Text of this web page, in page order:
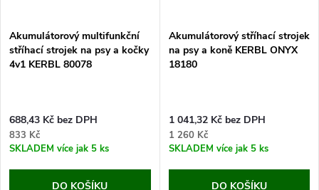
p
o
d
s
p
o
d
Akumulátorový multifunkční
stříhací strojek na psy a kočky
4v1 KERBL 80078
688,43 Kč bez DPH
833 Kč
SKLADEM více jak 5 ks
DO KOŠÍKU
Akumulátorový stříhací strojek
na psy a koně KERBL ONYX
18180
1 041,32 Kč bez DPH
1 260 Kč
SKLADEM více jak 5 ks
DO KOŠÍKU